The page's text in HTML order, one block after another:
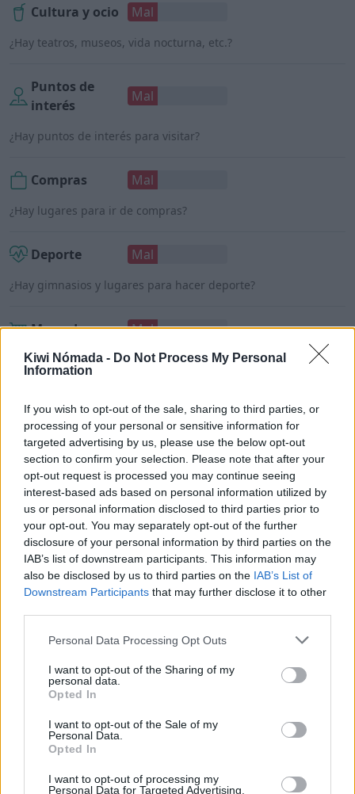
Kiwi Nómada - Do Not Process My Personal
Information
If you wish to opt-out of the sale, sharing to third parties, or
processing of your personal or sensitive information for
targeted advertising by us, please use the below opt-out
section to confirm your selection. Please note that after your
opt-out request is processed you may continue seeing
interest-based ads based on personal information utilized by
us or personal information disclosed to third parties prior to
your opt-out. You may separately opt-out of the further
disclosure of your personal information by third parties on the
IAB’s list of downstream participants. This information may
also be disclosed by us to third parties on the IAB’s List of
Downstream Participants that may further disclose it to other
Personal Data Processing Opt Outs
I want to opt-out of the Sharing of my
personal data.
Opted In
I want to opt-out of the Sale of my
Personal Data.
Opted In
I want to opt-out of processing my
Personal Data for Targeted Advertising.
Cultura y ocio Mal
¿Hay teatros, museos, vida nocturna, etc.?
Puntos de
interés
Mal
¿Hay puntos de interés para visitar?
Compras Mal
¿Hay lugares para ir de compras?
Deporte Mal
¿Hay gimnasios y lugares para hacer deporte?
Mercados Mal
¿Hay tiendas de alimentos o supermercados?
Nukualofa para nómadas
digitales
Una vez detallados los puntos anteriores,
¿Nukualofa es un buen lugar para vivir como
nómada digital?
Con una puntuación de 2,0/5,Nukualofa es un
lugar regular para vivir como nómada digital.
contra
A continuación, vamos a listar algunos puntos a
favor y puntos de Nukualofa para vivir como
nómada digital.